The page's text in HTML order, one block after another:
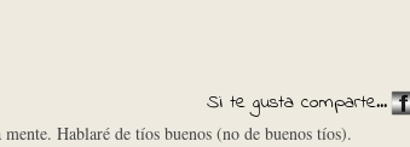
Si te gusta comparte...
Hablaré de tíos buenos (no de buenos tíos).